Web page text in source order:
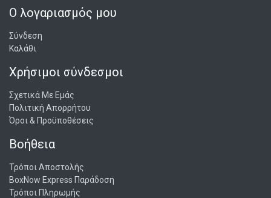
Ο λογαριασμός μου
Σύνδεση
Καλάθι
Χρήσιμοι σύνδεσμοι
Σχετικά Με Εμάς
Πολιτική Απορρήτου
Όροι & Προϋποθέσεις
Βοήθεια
Τρόποι Αποστολής
BoxNow Express Παράδοση
Τρόποι Πληρωμής